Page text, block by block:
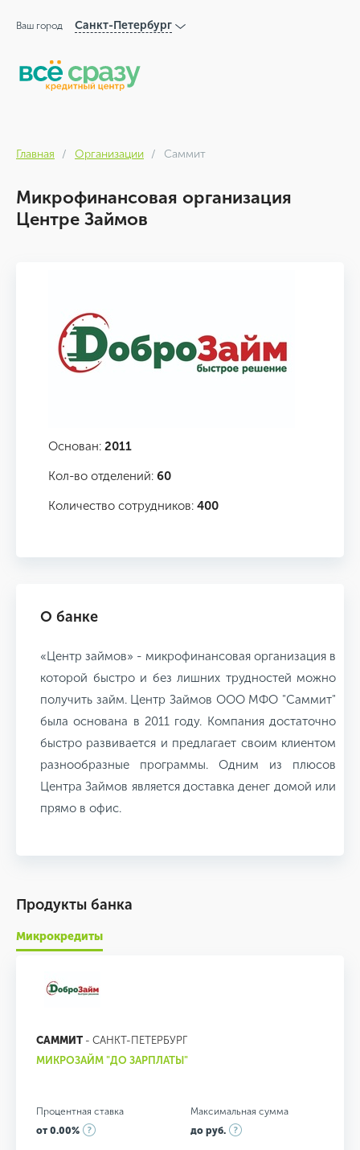
Ваш город Санкт-Петербург
Главная Организации Саммит
Микрофинансовая организация
Центре Займов
Основан: 2011
Кол-во отделений: 60
Количество сотрудников: 400
О банке
«Центр займов» - микрофинансовая организация в
которой быстро и без лишних трудностей можно
получить займ. Центр Займов ООО МФО "Саммит"
была основана в 2011 году. Компания достаточно
быстро развивается и предлагает своим клиентом
разнообразные программы. Одним из плюсов
Центра Займов является доставка денег домой или
прямо в офис.
Продукты банка
Микрокредиты
САММИТ - САНКТ-ПЕТЕРБУРГ
МИКРОЗАЙМ "ДО ЗАРПЛАТЫ"
Процентная ставка
от 0.00%
Максимальная сумма
до руб.